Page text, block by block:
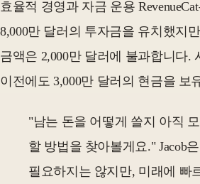
효율적 경영과 자금 운용
8,000만 달러의 투자금을 유치했지
금액은 2,000만 달러에 불과합니다.
이전에도 3,000만 달러의 현금을 보
"남는 돈을 어떻게 쓸지 아직
할 방법을 찾아볼게요." Jacob
필요하지는 않지만, 미래에 빠